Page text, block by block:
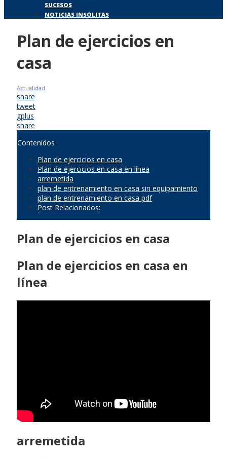
SUCESOS
NOTICIAS INSÓLITAS
Plan de ejercicios en
casa
Actualidad
share
tweet
gplus
share
Contenidos
Plan de ejercicios en casa
Plan de ejercicios en casa en línea
arremetida
plan de entrenamiento en casa sin equipamiento
plan de entrenamiento en casa pdf
Post Relacionados:
Plan de ejercicios en casa
Plan de ejercicios en casa en
línea
arremetida